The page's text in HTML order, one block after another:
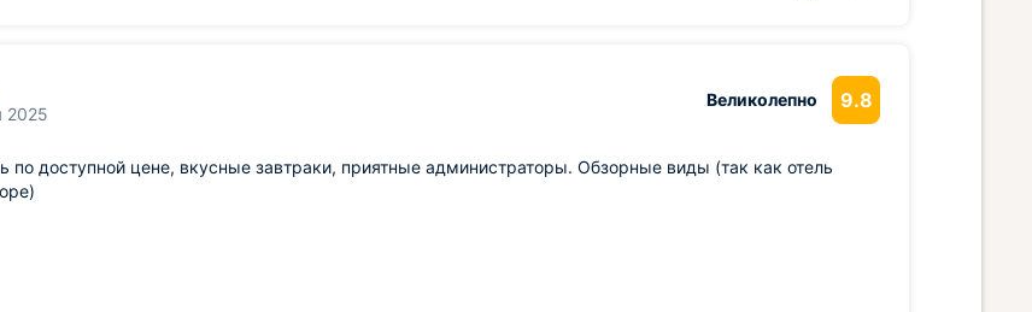
2025
Великолепно 9.8
по доступной цене, вкусные завтраки, приятные администраторы. Обзорные виды (так как отель